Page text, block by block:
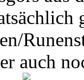
auch